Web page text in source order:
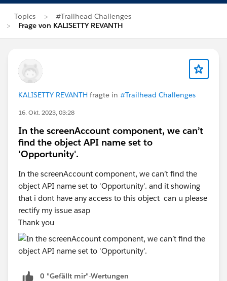
Topics
#Trailhead Challenges
Frage von KALISETTY REVANTH
KALISETTY REVANTH fragte in #Trailhead Challenges
16. Okt. 2023, 03:28
In the screenAccount component, we can’t
find the object API name set to
'Opportunity'.
In the screenAccount component, we can’t find the
object API name set to 'Opportunity'. and it showing
that i dont have any access to this object can u please
rectify my issue asap
Thank you
0 "Gefällt mir"-Wertungen